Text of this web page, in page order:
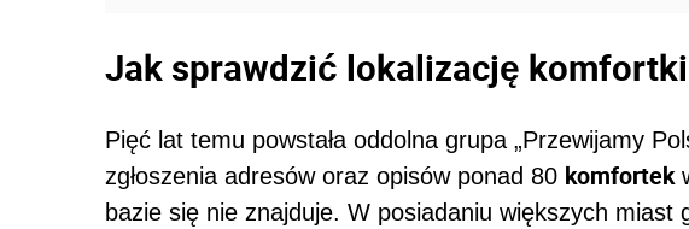
Jak sprawdzić lokalizację
Pięć lat temu powstała oddolna grupa „Przewijamy
zgłoszenia adresów oraz opisów ponad 80 komfortek
bazie się nie znajduje. W posiadaniu większych miast